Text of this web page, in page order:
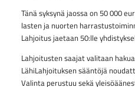
Tänä syksynä jaossa on 50 000
lasten ja nuorten
Lahjoitus jaetaan 50:lle
Lahjoitusten saajat valitaan
LähiLahjoituksen sääntöjä
Valinta perustuu sekä